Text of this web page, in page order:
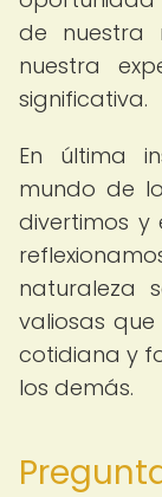
de nuestra
nuestra
significativa.
En última
mundo de
divertimos y
naturaleza
valiosas
cotidiana y
los demás.